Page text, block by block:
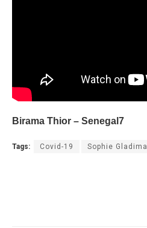
Birama Thior – Senegal7
Tags: Covid-19 Sophie Gladima